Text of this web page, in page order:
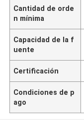
Cantidad de orde
n mínima
Capacidad de la f
uente
Certificación
Condiciones de p
ago